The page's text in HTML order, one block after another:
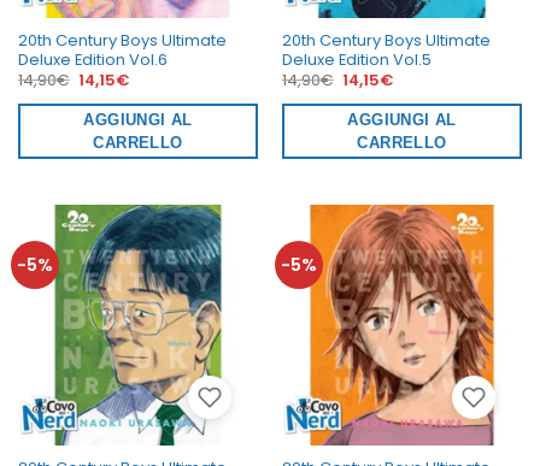
20th Century Boys Ultimate
Deluxe Edition Vol.6
14,90€ Il
prezzo
originale
era:
14,90€.
14,15€Il
attuale
è:
14,15€.
AGGIUNGI AL
CARRELLO
20th Century Boys Ultimate
Deluxe Edition Vol.5
14,90€ Il
prezzo
originale
era:
14,90€.
14,15€Il
attuale
è:
14,15€.
AGGIUNGI AL
CARRELLO
-5% -5%